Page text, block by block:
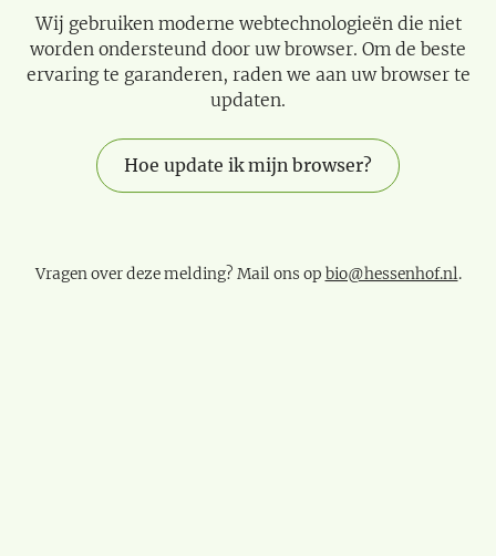
Wij gebruiken moderne webtechnologieën die niet
worden ondersteund door uw browser. Om de beste
ervaring te garanderen, raden we aan uw browser te
updaten.
Hoe update ik mijn browser?
Vragen over deze melding? Mail ons op bio@hessenhof.nl.